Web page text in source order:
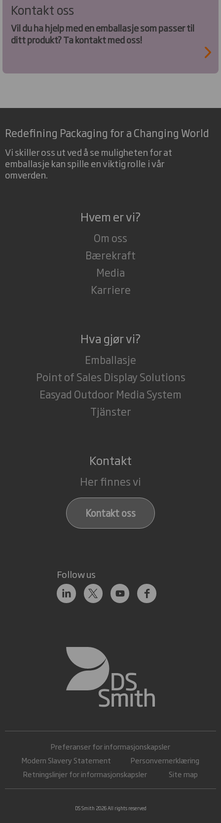
Kontakt oss
Vil du ha hjelp med en emballasje som passer til
ditt produkt? Ta kontakt med oss!
Redefining Packaging for a Changing World
Vi skiller oss ut ved å se muligheten for at
emballasje kan spille en viktig rolle i vår
omverden.
Hvem er vi?
Om oss
Bærekraft
Media
Karriere
Hva gjør vi?
Emballasje
Point of Sales Display Solutions
Easyad Outdoor Media System
Tjänster
Kontakt
Her finnes vi
Kontakt oss
Follow us
Preferanser for informasjonskapsler
Modern Slavery Statement
Personvernerklæring
Retningslinjer for informasjonskapsler
Site map
DS Smith 2026 All rights reserved